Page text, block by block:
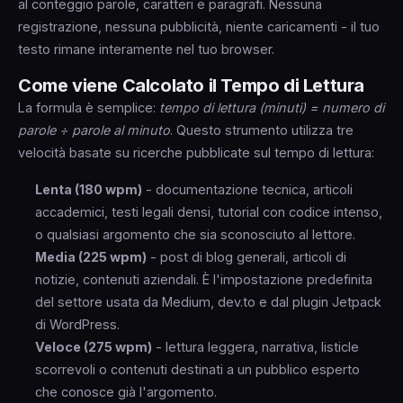
soprattutto su mobile dove la lunghezza del testo è
più difficile da valutare visivamente.
al conteggio parole, caratteri e paragrafi. Nessuna
registrazione, nessuna pubblicità, niente caricamenti - il tuo
testo rimane interamente nel tuo browser.
Come viene Calcolato il Tempo di Lettura
La formula è semplice: tempo di lettura (minuti) = numero di
parole ÷ parole al minuto. Questo strumento utilizza tre
velocità basate su ricerche pubblicate sul tempo di lettura:
Lenta (180 wpm) - documentazione tecnica, articoli
accademici, testi legali densi, tutorial con codice intenso,
o qualsiasi argomento che sia sconosciuto al lettore.
Media (225 wpm) - post di blog generali, articoli di
notizie, contenuti aziendali. È l'impostazione predefinita
del settore usata da Medium, dev.to e dal plugin Jetpack
di WordPress.
Veloce (275 wpm) - lettura leggera, narrativa, listicle
scorrevoli o contenuti destinati a un pubblico esperto
che conosce già l'argomento.